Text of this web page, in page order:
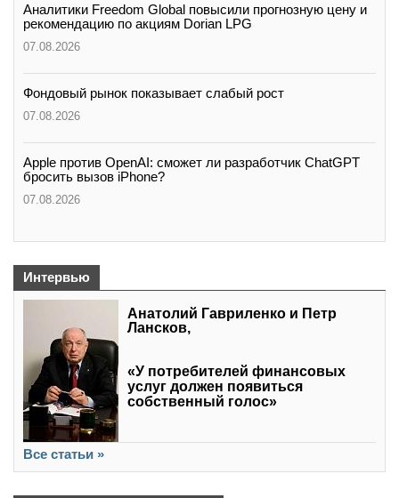
Аналитики Freedom Global повысили прогнозную цену и
рекомендацию по акциям Dorian LPG
07.08.2026
Фондовый рынок показывает слабый рост
07.08.2026
Apple против OpenAI: сможет ли разработчик ChatGPT
бросить вызов iPhone?
07.08.2026
Интервью
Анатолий Гавриленко и Петр
Лансков,
«У потребителей финансовых
услуг должен появиться
собственный голос»
Все статьи »